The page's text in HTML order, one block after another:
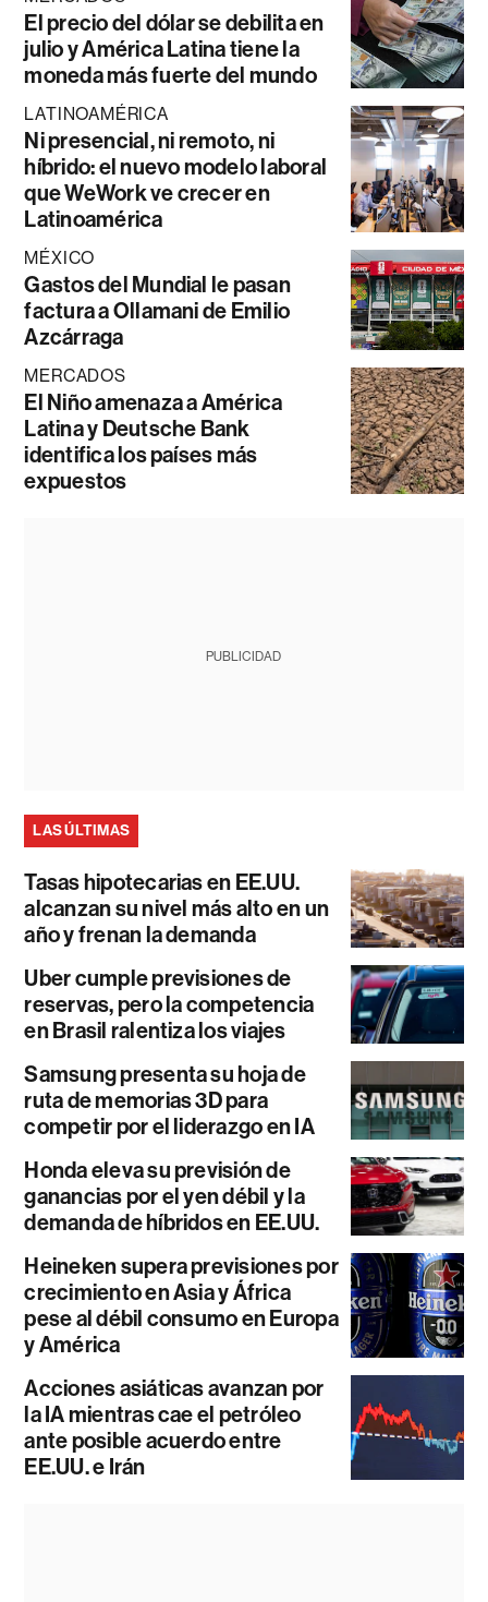
El precio del dólar se debilita en
julio y América Latina tiene la
moneda más fuerte del mundo
LATINOAMÉRICA
Ni presencial, ni remoto, ni
híbrido: el nuevo modelo laboral
que WeWork ve crecer en
Latinoamérica
MÉXICO
Gastos del Mundial le pasan
factura a Ollamani de Emilio
Azcárraga
MERCADOS
El Niño amenaza a América
Latina y Deutsche Bank
identifica los países más
expuestos
PUBLICIDAD
LAS ÚLTIMAS
Tasas hipotecarias en EE.UU.
alcanzan su nivel más alto en un
año y frenan la demanda
Uber cumple previsiones de
reservas, pero la competencia
en Brasil ralentiza los viajes
Samsung presenta su hoja de
ruta de memorias 3D para
competir por el liderazgo en IA
Honda eleva su previsión de
ganancias por el yen débil y la
demanda de híbridos en EE.UU.
Heineken supera previsiones por
crecimiento en Asia y África
pese al débil consumo en Europa
y América
Acciones asiáticas avanzan por
la IA mientras cae el petróleo
ante posible acuerdo entre
EE.UU. e Irán